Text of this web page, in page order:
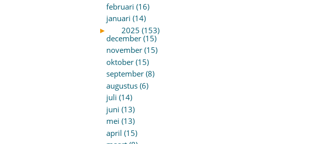
februari (16)
januari (14)
►
2025 (153)
december (15)
november (15)
oktober (15)
september (8)
augustus (6)
juli (14)
juni (13)
mei (13)
april (15)